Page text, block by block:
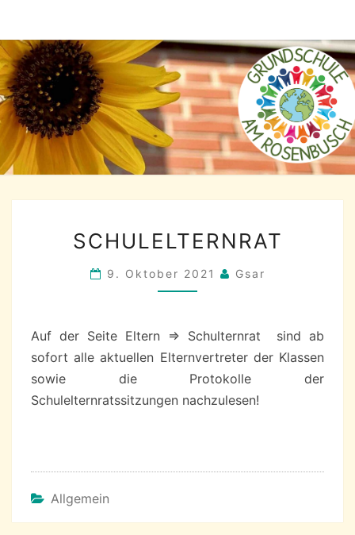
content
SCHULELTERNRAT
9. Oktober 2021 Gsar
Auf der Seite Eltern => Schulternrat sind ab
sofort alle aktuellen Elternvertreter der Klassen
sowie die Protokolle der
Schulelternratssitzungen nachzulesen!
Allgemein